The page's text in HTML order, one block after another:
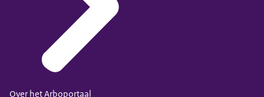
Over het Arboportaal